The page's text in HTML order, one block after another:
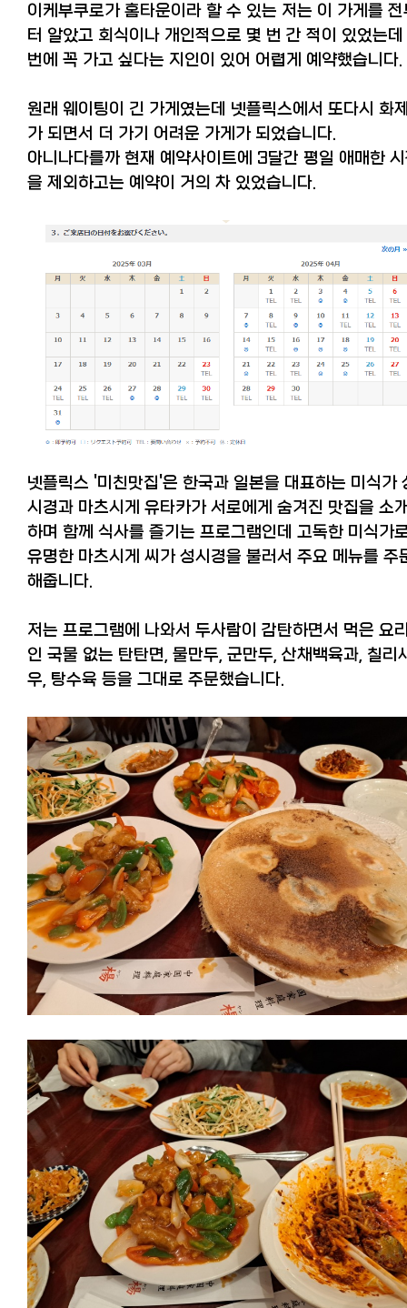
이케부쿠로가 홈타운이라 할 수 있는 저는 이 가게를 전
터 알았고 회식이나 개인적으로 몇 번 간 적이 있었는데
번에 꼭 가고 싶다는 지인이 있어 어렵게 예약했습니다.
원래 웨이팅이 긴 가게였는데 넷플릭스에서 또다시 화
가 되면서 더 가기 어려운 가게가 되었습니다.
아니나다를까 현재 예약사이트에 3달간 평일 애매한
을 제외하고는 예약이 거의 차 있었습니다.
넷플릭스 '미친맛집'은 한국과 일본을 대표하는 미식가
시경과 마츠시게 유타카가 서로에게 숨겨진 맛집을 소
하며 함께 식사를 즐기는 프로그램인데 고독한 미식가
유명한 마츠시게 씨가 성시경을 불러서 주요 메뉴를 주
해줍니다.
저는 프로그램에 나와서 두사람이 감탄하면서 먹은 요
인 국물 없는 탄탄면, 물만두, 군만두, 산채백육과, 칠리
우, 탕수육 등을 그대로 주문했습니다.